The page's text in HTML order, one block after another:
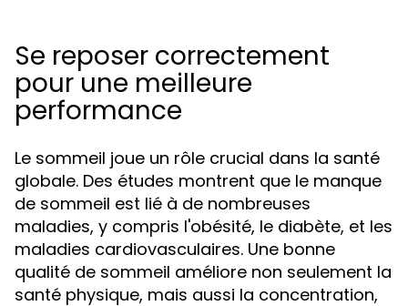
Se reposer correctement
pour une meilleure
performance
Le sommeil joue un rôle crucial dans la santé
globale. Des études montrent que le manque
de sommeil est lié à de nombreuses
maladies, y compris l'obésité, le diabète, et les
maladies cardiovasculaires. Une bonne
qualité de sommeil améliore non seulement la
santé physique, mais aussi la concentration,